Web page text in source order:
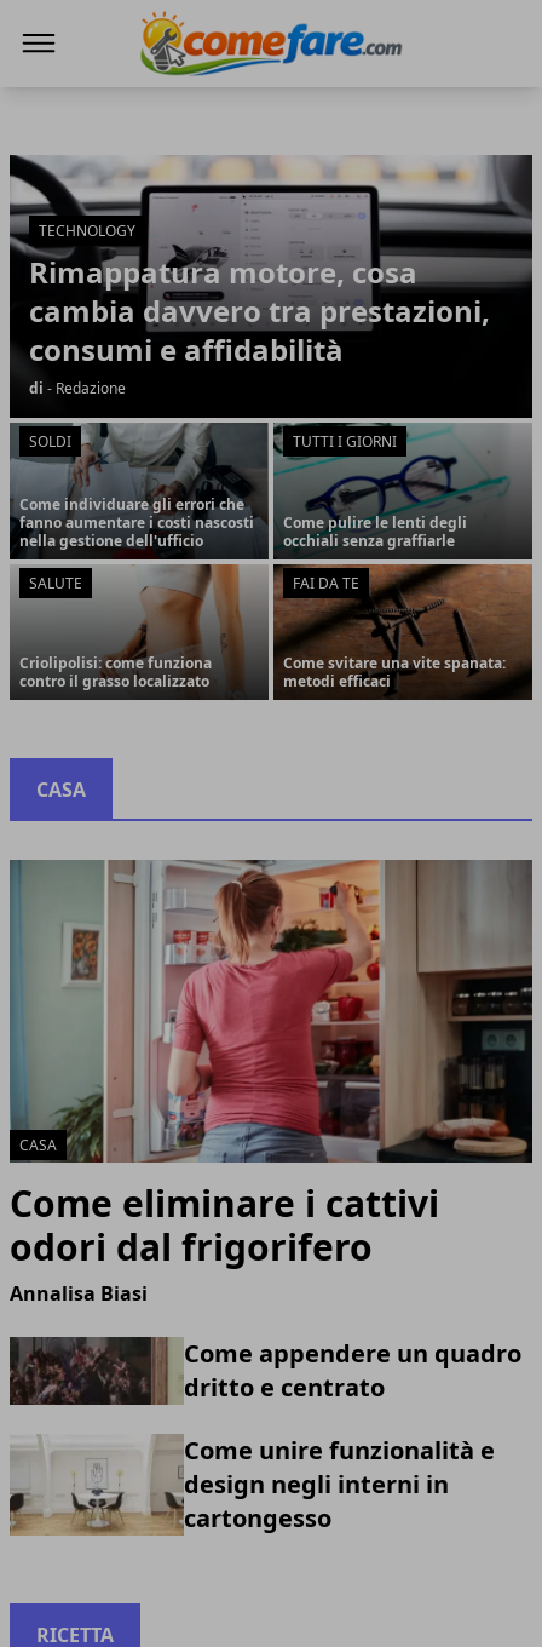
Articoli in Evidenza
TECHNOLOGY
Rimappatura motore, cosa
cambia davvero tra prestazioni,
consumi e affidabilità
di - Redazione
SOLDI
Come individuare gli errori che
fanno aumentare i costi nascosti
nella gestione dell'ufficio
TUTTI I GIORNI
Come pulire le lenti degli
occhiali senza graffiarle
SALUTE
Criolipolisi: come funziona
contro il grasso localizzato
FAI DA TE
Come svitare una vite spanata:
metodi efficaci
CASA
CASA
Come eliminare i cattivi
odori dal frigorifero
Annalisa Biasi
Come appendere un quadro
dritto e centrato
Come unire funzionalità e
design negli interni in
cartongesso
RICETTA